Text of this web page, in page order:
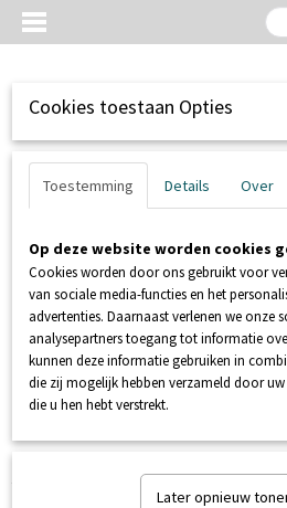
Inloggen Registreren
Cookies toestaan Opties
Toestemming Details Over
Op deze website worden cookies
Cookies worden door ons gebruikt voor
van sociale media-functies en het
advertenties. Daarnaast verlenen we onze
analysepartners toegang tot informatie
kunnen deze informatie gebruiken in
die zij mogelijk hebben verzameld door
die u hen hebt verstrekt.
Later opnieuw